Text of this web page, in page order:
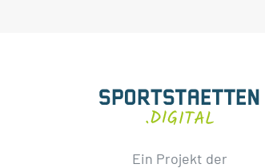
Ein Projekt der